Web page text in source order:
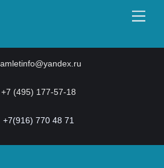
+7 (495) 177-57-18
+7(916) 770 48 71